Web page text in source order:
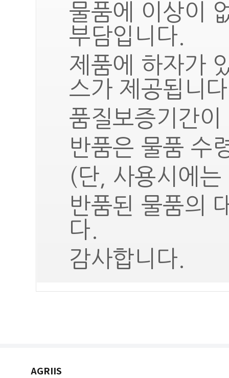
물품에 이상이
부담입니다.
제품에 하자가
스가 제공됩니
품질보증기간
반품은 물품 수
(단, 사용시에
반품된 물품의
다.
감사합니다.
AGRIIS